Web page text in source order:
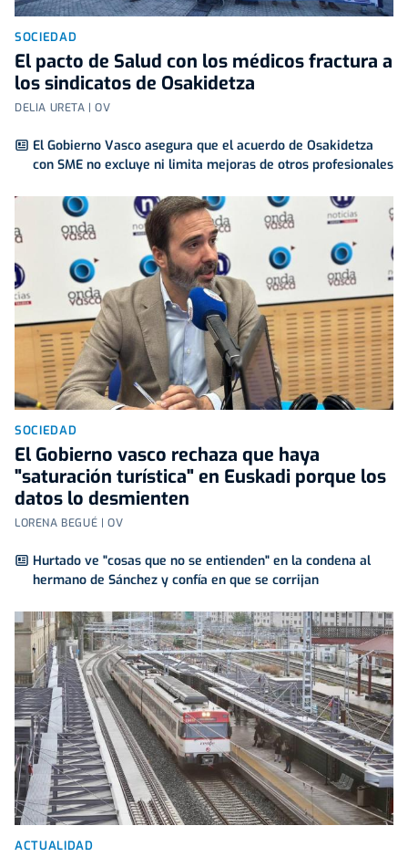
SOCIEDAD
El pacto de Salud con los médicos fractura a
los sindicatos de Osakidetza
DELIA URETA | OV
El Gobierno Vasco asegura que el acuerdo de Osakidetza
con SME no excluye ni limita mejoras de otros profesionales
SOCIEDAD
El Gobierno vasco rechaza que haya
"saturación turística" en Euskadi porque los
datos lo desmienten
LORENA BEGUÉ | OV
Hurtado ve "cosas que no se entienden" en la condena al
hermano de Sánchez y confía en que se corrijan
ACTUALIDAD